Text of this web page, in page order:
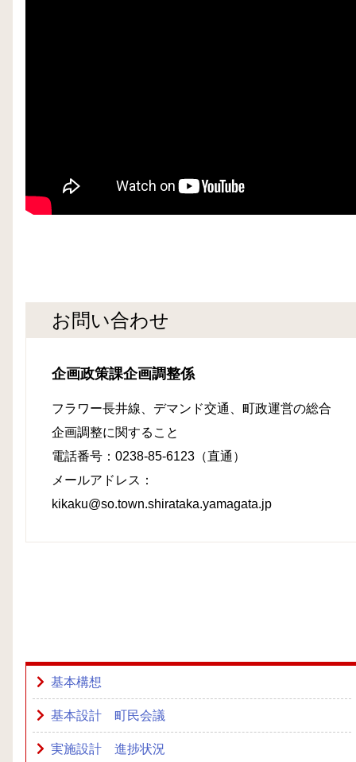
お問い合わせ
企画政策課企画調整係
フラワー長井線、デマンド交通、町政運営の総合
企画調整に関すること
電話番号：0238-85-6123（直通）
メールアドレス：
kikaku@so.town.shirataka.yamagata.jp
基本構想
基本設計 町民会議
実施設計 進捗状況